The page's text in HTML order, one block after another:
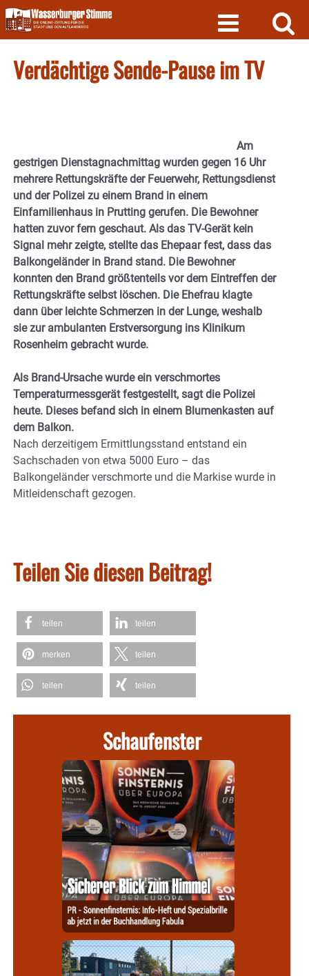
Skip
to
content
Verdächtige Sende-Pause im TV
Am
gestrigen Dienstagnachmittag wurden gegen 16 Uhr
mehrere Rettungskräfte der Feuerwehr, Rettungsdienst
und der Polizei zu einem Brand in einem
Einfamilienhaus in Prutting gerufen. Die Bewohner
hatten zuvor fern geschaut. Als das TV-Gerät kein
Signal mehr zeigte, stellte das Ehepaar fest, dass das
Balkongeländer in Brand stand. Die Bewohner
konnten den Brand größtenteils vor dem Eintreffen der
Rettungskräfte selbst löschen. Die Ehefrau klagte
dann über leichte Schmerzen in der Lunge, weshalb
sie zur ambulanten Erstversorgung ins Klinikum
Rosenheim gebracht wurde.
Als Brand-Ursache wurde ein verschmortes
Temperaturmessgerät festgestellt, sagt die Polizei
heute. Dieses befand sich in einem Blumenkasten auf
dem Balkon.
Nach derzeitigem Ermittlungsstand entstand ein
Sachschaden von etwa 5000 Euro – das
Balkongeländer verschmorte und die Markise wurde in
Mitleidenschaft gezogen.
Teilen Sie diesen Beitrag!
teilen teilen
merken teilen
teilen teilen
Schaufenster